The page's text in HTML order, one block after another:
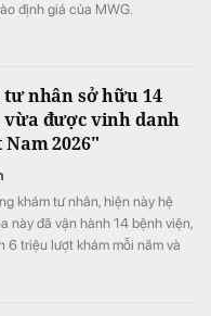
định giá của MWG.
tư nhân sở hữu 14
vừa được vinh danh
2026"
khám tư nhân, hiện này hệ
này đã vận hành 14 bệnh viện,
6 triệu lượt khám mỗi năm và